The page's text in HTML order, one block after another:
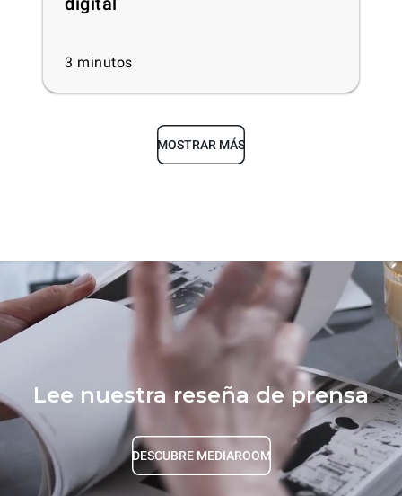
3 minutos
MOSTRAR MÁS
Lee nuestra reseña de prensa
DESCUBRE MEDIAROOM